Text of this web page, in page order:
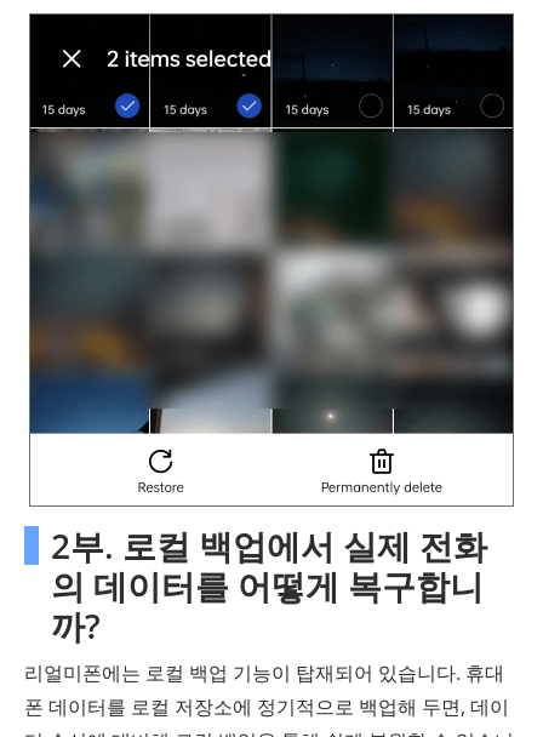
2부. 로컬 백업에서 실제 전화
의 데이터를 어떻게 복구합니
까?
리얼미폰에는 로컬 백업 기능이 탑재되어 있습니다. 휴대
폰 데이터를 로컬 저장소에 정기적으로 백업해 두면, 데이